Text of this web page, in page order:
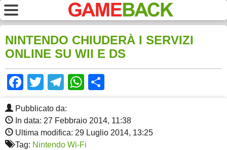
NINTENDO CHIUDERÀ I SERVIZI
ONLINE SU WII E DS
Facebook
TwitterTelegram
WhatsApp
Pubblicato da:
In data: 27 Febbraio 2014, 11:38
Ultima modifica: 29 Luglio 2014, 13:25
Tag: Nintendo Wi-Fi